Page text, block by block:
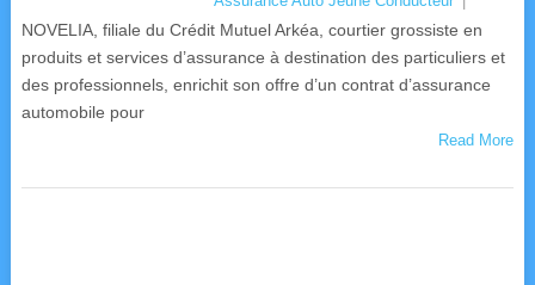
NOVELIA, filiale du Crédit Mutuel Arkéa, courtier grossiste en
produits et services d’assurance à destination des particuliers et
des professionnels, enrichit son offre d’un contrat d’assurance
automobile pour
Read More